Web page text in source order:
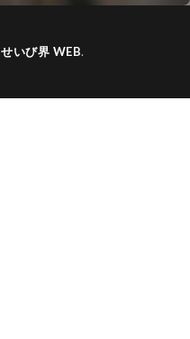
せいび界 WEB.